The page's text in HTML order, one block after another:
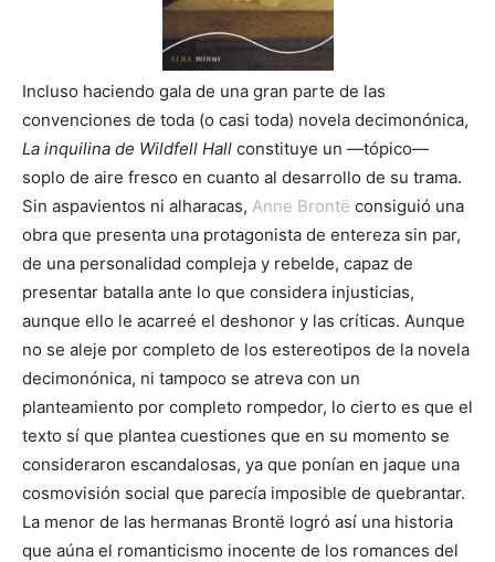
Incluso haciendo gala de una gran parte de las
convenciones de toda (o casi toda) novela decimonónica,
La inquilina de Wildfell Hall constituye un —tópico—
soplo de aire fresco en cuanto al desarrollo de su trama.
Sin aspavientos ni alharacas, Anne Brontë consiguió una
obra que presenta una protagonista de entereza sin par,
de una personalidad compleja y rebelde, capaz de
presentar batalla ante lo que considera injusticias,
aunque ello le acarreé el deshonor y las críticas. Aunque
no se aleje por completo de los estereotipos de la novela
decimonónica, ni tampoco se atreva con un
planteamiento por completo rompedor, lo cierto es que el
texto sí que plantea cuestiones que en su momento se
consideraron escandalosas, ya que ponían en jaque una
cosmovisión social que parecía imposible de quebrantar.
La menor de las hermanas Brontë logró así una historia
que aúna el romanticismo inocente de los romances del